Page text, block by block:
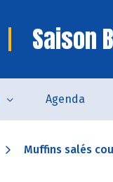
Saison
Agenda
Muffins salés